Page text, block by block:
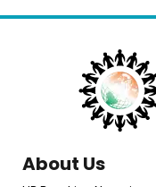
About Us